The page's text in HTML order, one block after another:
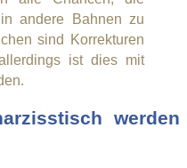
andere Bahnen zu
sind Korrekturen
ist dies mit
werden